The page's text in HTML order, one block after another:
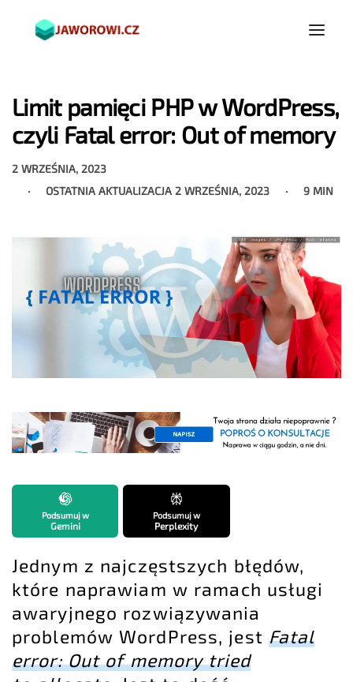
Limit pamięci PHP w WordPress,
czyli Fatal error: Out of memory
2 WRZEŚNIA, 2023
OSTATNIA AKTUALIZACJA 2 WRZEŚNIA, 2023 9 MIN
Podsumuj w
Gemini
Podsumuj w
Perplexity
Jednym z najczęstszych błędów,
które naprawiam w ramach usługi
awaryjnego rozwiązywania
problemów WordPress, jest Fatal
error: Out of memory tried